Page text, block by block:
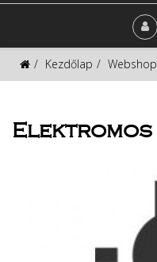
Kezdőlap Webshop
Elektromos